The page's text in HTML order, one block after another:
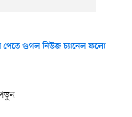
গুগল নিউজ চ্যানেল ফলো